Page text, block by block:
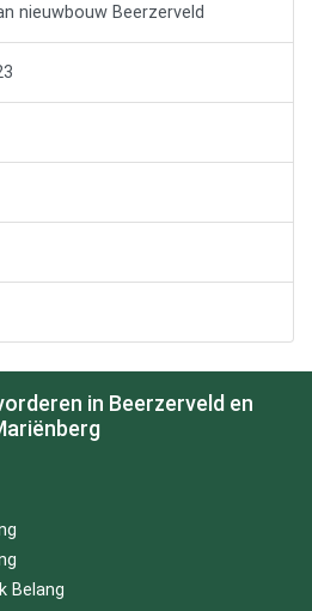
nieuwbouw Beerzerveld
in Beerzerveld en
Belang